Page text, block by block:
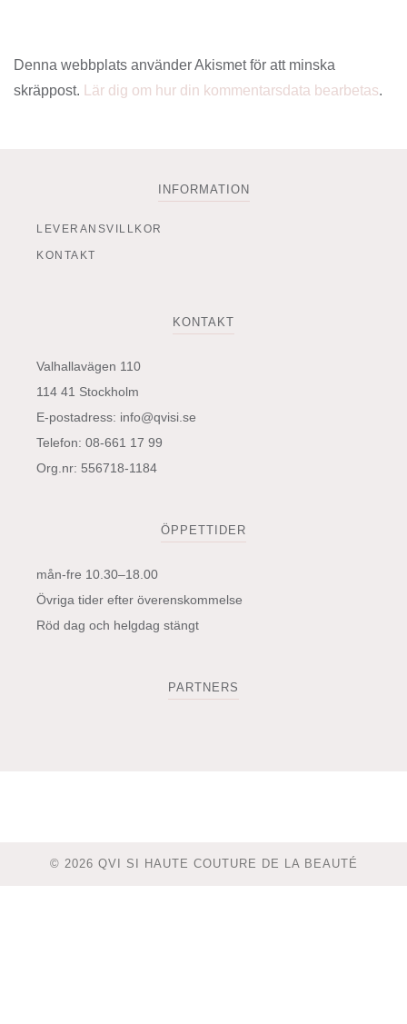
Denna webbplats använder Akismet för att minska
skräppost.
Lär dig om hur din kommentarsdata bearbetas.
INFORMATION
LEVERANSVILLKOR
KONTAKT
KONTAKT
Valhallavägen 110
114 41 Stockholm
E-postadress: info@qvisi.se
Telefon: 08-661 17 99
Org.nr: 556718-1184
ÖPPETTIDER
mån-fre 10.30–18.00
Övriga tider efter överenskommelse
Röd dag och helgdag stängt
PARTNERS
© 2026 QVI SI HAUTE COUTURE DE LA BEAUTÉ